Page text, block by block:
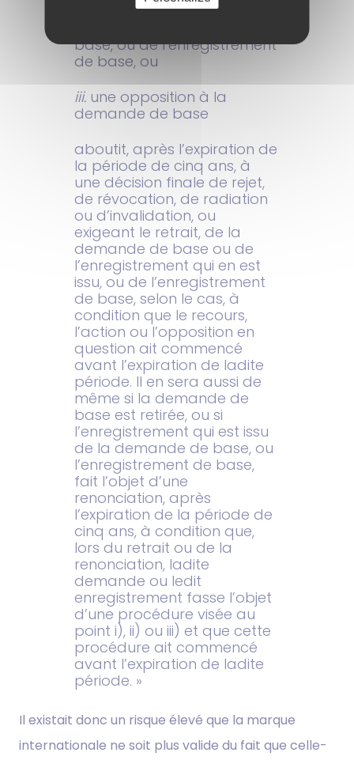
de l’enregistrement qui est
base, ou de l’enregistrement
de base, ou
iii. une opposition à la
demande de base
aboutit, après l’expiration de
la période de cinq ans, à
une décision finale de rejet,
de révocation, de radiation
ou d’invalidation, ou
exigeant le retrait, de la
demande de base ou de
l’enregistrement qui en est
issu, ou de l’enregistrement
de base, selon le cas, à
condition que le recours,
l’action ou l’opposition en
question ait commencé
avant l’expiration de ladite
période. Il en sera aussi de
même si la demande de
base est retirée, ou si
l’enregistrement qui est issu
de la demande de base, ou
l’enregistrement de base,
fait l’objet d’une
renonciation, après
l’expiration de la période de
cinq ans, à condition que,
lors du retrait ou de la
renonciation, ladite
demande ou ledit
enregistrement fasse l’objet
d’une procédure visée au
point i), ii) ou iii) et que cette
procédure ait commencé
avant l’expiration de ladite
période. »
Il existait donc un risque élevé que la marque
internationale ne soit plus valide du fait que celle-